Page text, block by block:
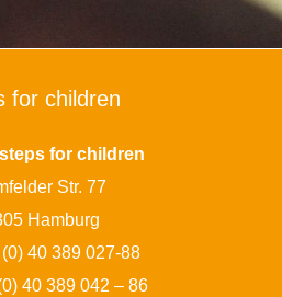
for children
for children
Str. 77
Hamburg
40 389 027-88
40 389 042 – 86